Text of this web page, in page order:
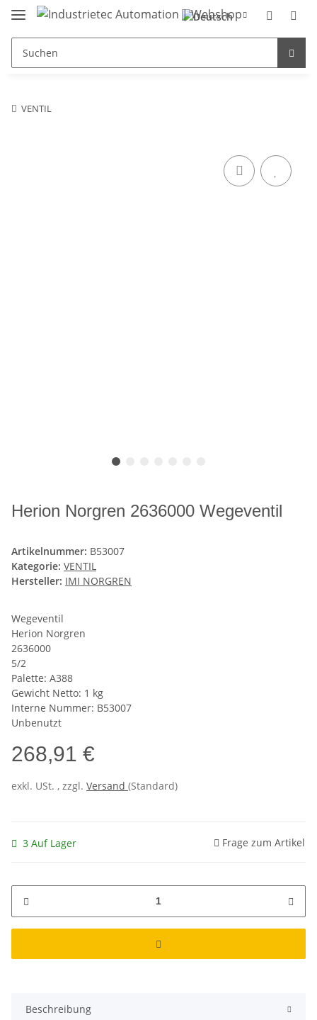
VENTIL
Herion Norgren 2636000 Wegeventil
Artikelnummer: B53007
Kategorie: VENTIL
Hersteller: IMI NORGREN
Wegeventil
Herion Norgren
2636000
5/2
Palette: A388
Gewicht Netto: 1 kg
Interne Nummer: B53007
Unbenutzt
268,91 €
exkl. USt. , zzgl. Versand (Standard)
3 Auf Lager Frage zum Artikel
Beschreibung